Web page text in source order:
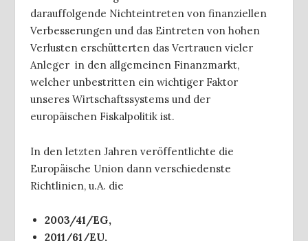
darauffolgende Nichteintreten von finanziellen
Verbesserungen und das Eintreten von hohen
Verlusten erschütterten das Vertrauen vieler
Anleger in den allgemeinen Finanzmarkt,
welcher unbestritten ein wichtiger Faktor
unseres Wirtschaftssystems und der
europäischen Fiskalpolitik ist.
In den letzten Jahren veröffentlichte die
Europäische Union dann verschiedenste
Richtlinien, u.A. die
2003/41/EG,
2011/61/EU,